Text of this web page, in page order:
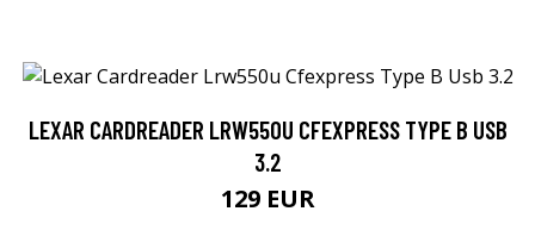
LEXAR CARDREADER LRW550U CFEXPRESS TYPE B USB
3.2
129 EUR